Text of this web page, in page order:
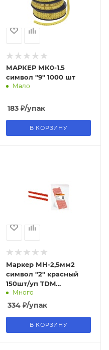
МАРКЕР МК0-1.5
символ "9" 1000 шт
Мало
183₽/упак
В КОРЗИНУ
Маркер МН-2,5мм2
символ "2" красный
150шт/уп TDM
(10/120уп)
Много
334₽/упак
В КОРЗИНУ